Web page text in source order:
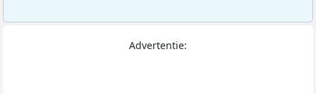
Advertentie: